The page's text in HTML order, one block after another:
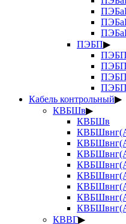
ПЭБП▶
Кабель контрольный▶
КВБШв▶
КВБШв
КВВГ▶